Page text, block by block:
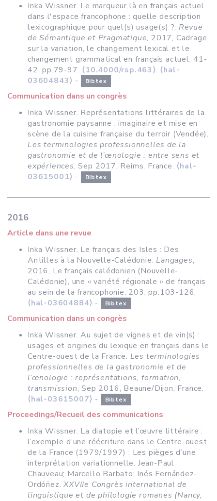
Inka Wissner. Le marqueur là en français actuel
dans l'espace francophone : quelle description
lexicographique pour quel(s) usage(s) ?. Revue
de Sémantique et Pragmatique, 2017, Cadrage
sur la variation, le changement lexical et le
changement grammatical en français actuel, 41-
42, pp.79-97. ⟨10.4000/rsp.463⟩. ⟨hal-
03604843⟩ - Bibtex
Communication dans un congrès
Inka Wissner. Représentations littéraires de la
gastronomie paysanne : imaginaire et mise en
scène de la cuisine française du terroir (Vendée).
Les terminologies professionnelles de la
gastronomie et de l’œnologie : entre sens et
expériences, Sep 2017, Reims, France. ⟨hal-
03615001⟩ - Bibtex
2016
Article dans une revue
Inka Wissner. Le français des Isles : Des
Antilles à la Nouvelle-Calédonie. Langages,
2016, Le français calédonien (Nouvelle-
Calédonie), une « variété régionale » de français
au sein de la francophonie, 203, pp.103-126.
⟨hal-03604884⟩ - Bibtex
Communication dans un congrès
Inka Wissner. Au sujet de vignes et de vin(s) :
usages et origines du lexique en français dans le
Centre-ouest de la France. Les terminologies
professionnelles de la gastronomie et de
l’œnologie : représentations, formation,
transmission, Sep 2016, Beaune/Dijon, France.
⟨hal-03615007⟩ - Bibtex
Proceedings/Recueil des communications
Inka Wissner. La diatopie et l’œuvre littéraire :
l’exemple d’une réécriture dans le Centre-ouest
de la France (1979/1997) : Les pièges d’une
interprétation variationnelle. Jean-Paul
Chauveau; Marcello Barbato; Inés Fernández-
Ordóñez.XXVIIe Congrès international de
linguistique et de philologie romanes (Nancy,